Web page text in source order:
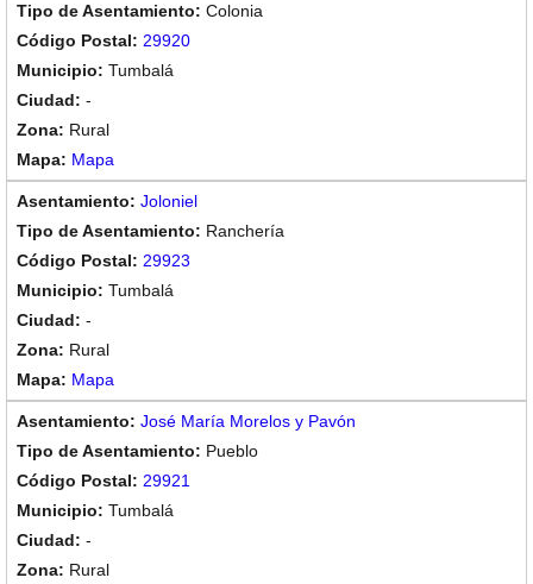
Colonia
29920
Tumbalá
-
Rural
Mapa
Joloniel
Ranchería
29923
Tumbalá
-
Rural
Mapa
José María Morelos y Pavón
Pueblo
29921
Tumbalá
-
Rural